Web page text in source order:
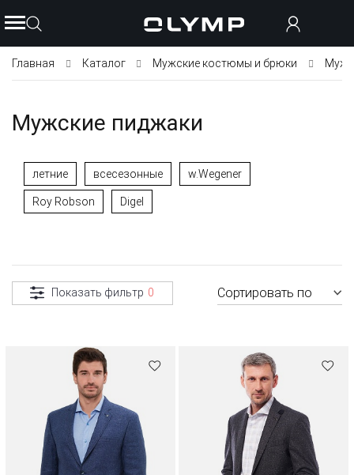
Главная Каталог Мужские костюмы и брюки
Мужские пиджаки
летние всесезонные w.Wegener
Roy Robson Digel
Показать фильтр 0 Сортировать по